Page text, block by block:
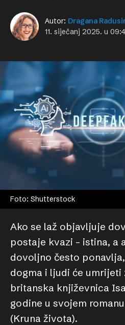
Autor: Dragana
11. siječanj 2025. u
Foto: Shutterstock
Ako se laž objavljuje
postaje kvazi – istina, a
dovoljno često
dogma i ljudi će umrijeti
britanska književnica
godine u svojem
(Kruna života).